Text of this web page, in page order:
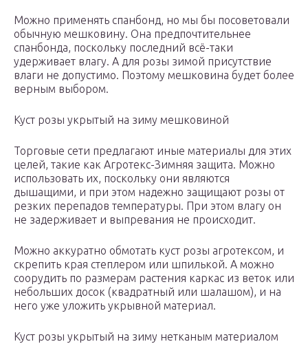
Можно применять спанбонд, но мы бы посоветовали
обычную мешковину. Она предпочтительнее
спанбонда, поскольку последний всё-таки
удерживает влагу. А для розы зимой присутствие
влаги не допустимо. Поэтому мешковина будет более
верным выбором.
Куст розы укрытый на зиму мешковиной
Торговые сети предлагают иные материалы для этих
целей, такие как Агротекс-Зимняя защита. Можно
использовать их, поскольку они являются
дышащими, и при этом надежно защищают розы от
резких перепадов температуры. При этом влагу он
не задерживает и выпревания не происходит.
Можно аккуратно обмотать куст розы агротексом, и
скрепить края степлером или шпилькой. А можно
соорудить по размерам растения каркас из веток или
небольших досок (квадратный или шалашом), и на
него уже уложить укрывной материал.
Куст розы укрытый на зиму нетканым материалом